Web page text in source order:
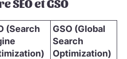
SEO et GSO
(Search
GSO (Global
Search
Optimization)